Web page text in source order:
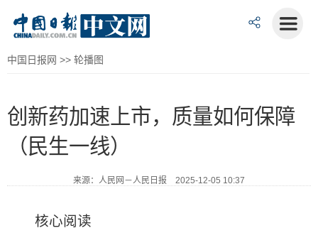
中国日报网 >> 轮播图
创新药加速上市，质量如何保障
（民生一线）
来源：人民网－人民日报 2025-12-05 10:37
核心阅读